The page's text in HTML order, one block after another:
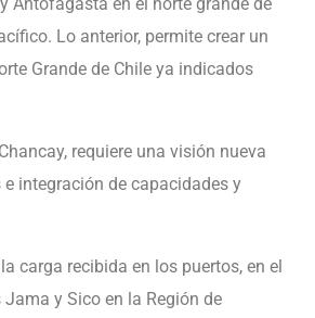
Lo anterior, permite crear un
Grande de Chile ya indicados
requiere una visión nueva
integración de capacidades y
carga recibida en los puertos, en el
y Sico en la Región de